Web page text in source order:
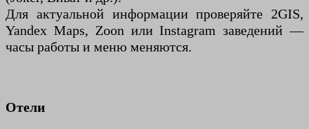
Для актуальной информации проверяйте 2GIS,
Yandex Maps, Zoon или Instagram заведений —
часы работы и меню меняются.
Отели